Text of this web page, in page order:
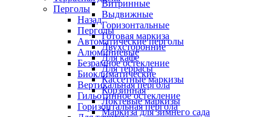
Витринные
Выдвижные
Горизонтальные
Готовая маркиза
Двухсторонние
Для кафе
Для террасы
Кассетные маркизы
Корзинная
Локтевые маркизы
Маркиза для зимнего сада
Перголы
Назад
Перголы
Автоматические перголы
Алюминиевые
Безрамное остекление
Биоклиматические
Вертикальная пергола
Гильотинное остекление
Горизонтальная пергола